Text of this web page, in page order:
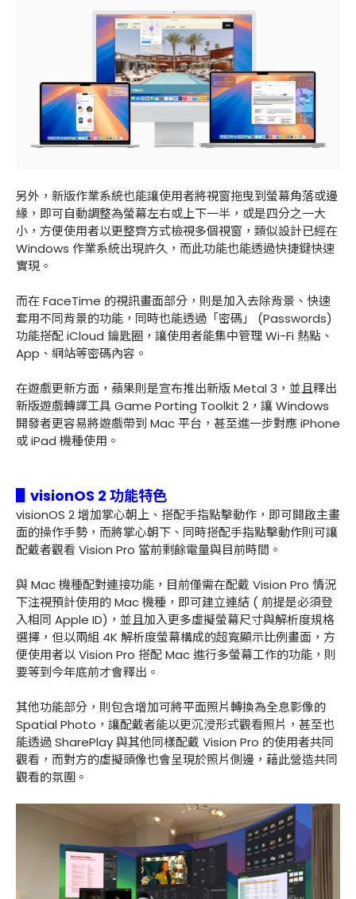
另外，新版作業系統也能讓使用者將視窗拖曳到螢幕角落或邊
緣，即可自動調整為螢幕左右或上下一半，或是四分之一大
小，方便使用者以更整齊方式檢視多個視窗，類似設計已經在
Windows 作業系統出現許久，而此功能也能透過快捷鍵快速
實現。
而在 FaceTime 的視訊畫面部分，則是加入去除背景、快速
套用不同背景的功能，同時也能透過「密碼」 (Passwords)
功能搭配 iCloud 鑰匙圈，讓使用者能集中管理 Wi-Fi 熱點、
App、網站等密碼內容。
在遊戲更新方面，蘋果則是宣布推出新版 Metal 3，並且釋出
新版遊戲轉譯工具 Game Porting Toolkit 2，讓 Windows
開發者更容易將遊戲帶到 Mac 平台，甚至進一步對應 iPhone
或 iPad 機種使用。
▋visionOS 2 功能特色
visionOS 2 增加掌心朝上、搭配手指點擊動作，即可開啟主畫
面的操作手勢，而將掌心朝下、同時搭配手指點擊動作則可讓
配戴者觀看 Vision Pro 當前剩餘電量與目前時間。
與 Mac 機種配對連接功能，目前僅需在配戴 Vision Pro 情況
下注視預計使用的 Mac 機種，即可建立連結 ( 前提是必須登
入相同 Apple ID)，並且加入更多虛擬螢幕尺寸與解析度規格
選擇，但以兩組 4K 解析度螢幕構成的超寬顯示比例畫面，方
便使用者以 Vision Pro 搭配 Mac 進行多螢幕工作的功能，則
要等到今年底前才會釋出。
其他功能部分，則包含增加可將平面照片轉換為全息影像的
Spatial Photo，讓配戴者能以更沉浸形式觀看照片，甚至也
能透過 SharePlay 與其他同樣配戴 Vision Pro 的使用者共同
觀看，而對方的虛擬頭像也會呈現於照片側邊，藉此營造共同
觀看的氛圍。